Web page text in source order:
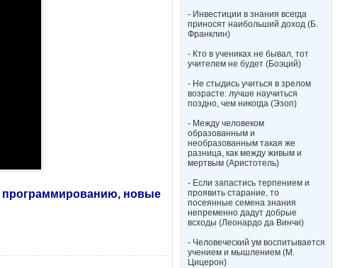
программированию, новые
- Инвестиции в знания всегда
приносят наибольший доход (Б.
Франклин)
- Кто в учениках не бывал, тот
учителем не будет (Боэций)
- Не стыдись учиться в зрелом
возрасте: лучше научиться
поздно, чем никогда (Эзоп)
- Между человеком
образованным и
необразованным такая же
разница, как между живым и
мертвым (Аристотель)
- Если запастись терпением и
проявить старание, то
посеянные семена знания
непременно дадут добрые
всходы (Леонардо да Винчи)
- Человеческий ум воспитывается
учением и мышлением (М.
Цицерон)